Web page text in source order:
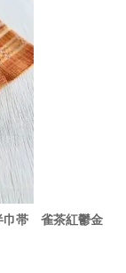
帯 雀茶紅鬱金